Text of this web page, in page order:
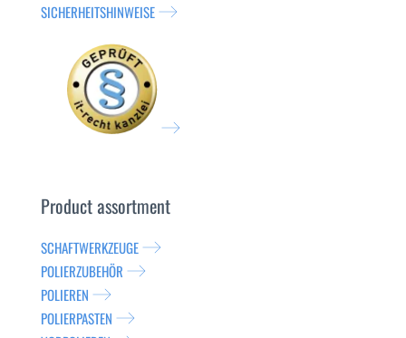
SICHERHEITSHINWEISE
Product assortment
SCHAFTWERKZEUGE
POLIERZUBEHÖR
POLIEREN
POLIERPASTEN